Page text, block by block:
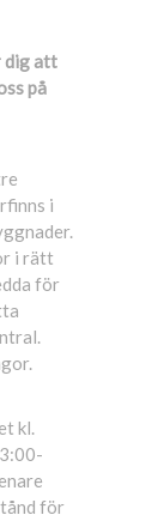
dig att
på
i
i rätt
för
kl.
för